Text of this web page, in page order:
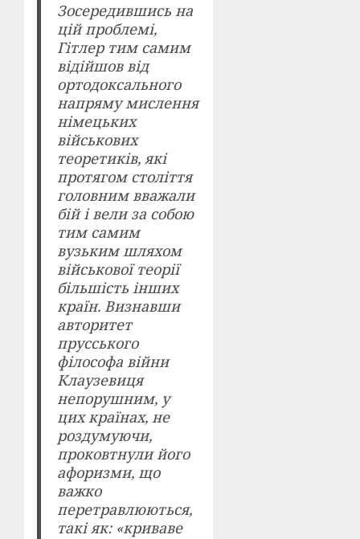
Зосередившись на
цій проблемі,
Гітлер тим самим
відійшов від
ортодоксального
напряму мислення
німецьких
військових
теоретиків, які
протягом століття
головним вважали
бій і вели за собою
тим самим
вузьким шляхом
військової теорії
більшість інших
країн. Визнавши
авторитет
прусського
філософа війни
Клаузевиця
непорушним, у
цих країнах, не
роздумуючи,
проковтнули його
афоризми, що
важко
перетравлюються,
такі як: «криваве